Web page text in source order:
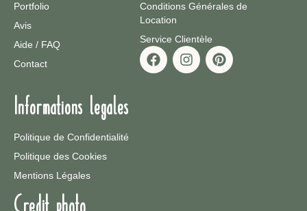
Portfolio
Avis
Aide / FAQ
Contact
Conditions Générales de
Location
Service Clientèle
Informations legales
Politique de Confidentialité
Politique des Cookies
Mentions Légales
Credit photo